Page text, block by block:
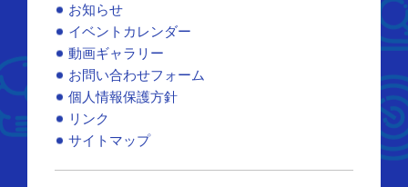
お知らせ
イベントカレンダー
動画ギャラリー
お問い合わせフォーム
個人情報保護方針
リンク
サイトマップ